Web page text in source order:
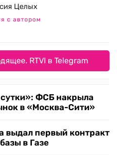
Целых
с автором
RTVI в Telegram
ФСБ накрыла
в «Москва-Сити»
выдал первый контракт
в Газе